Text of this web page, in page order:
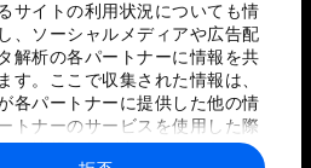
サイトの利用状況についても情
、ソーシャルメディアや広告配
解析の各パートナーに情報を共
す。ここで収集された情報は、
各パートナーに提供した他の情
トナーのサービスを使用した際
た情報と組み合わされ、各パー